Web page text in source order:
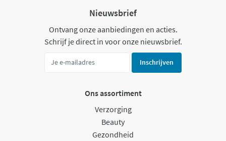
Nieuwsbrief
Ontvang onze aanbiedingen en acties.
Schrijf je direct in voor onze nieuwsbrief.
Inschrijven
Ons assortiment
Verzorging
Beauty
Gezondheid